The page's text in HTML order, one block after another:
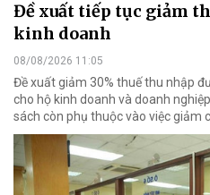
Đề xuất tiếp tục giảm
kinh doanh
08/08/2026 11:05
Đề xuất giảm 30% thuế thu nhập
cho hộ kinh doanh và doanh
sách còn phụ thuộc vào việc giảm